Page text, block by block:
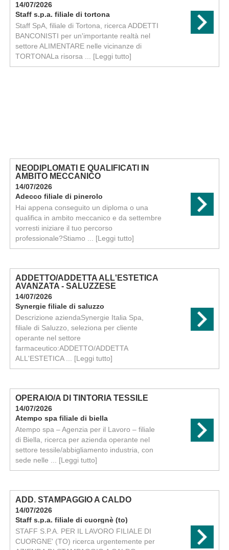
14/07/2026
Staff s.p.a. filiale di tortona
Staff SpA, filiale di Tortona, ricerca ADDETTI
BANCONISTI per un'importante realtà nel
settore ALIMENTARE nelle vicinanze di
TORTONALa risorsa ... [Leggi tutto]
NEODIPLOMATI E QUALIFICATI IN
AMBITO MECCANICO
14/07/2026
Adecco filiale di pinerolo
Hai appena conseguito un diploma o una
qualifica in ambito meccanico e da settembre
vorresti iniziare il tuo percorso
professionale?Stiamo ... [Leggi tutto]
ADDETTO/ADDETTA ALL'ESTETICA
AVANZATA - SALUZZESE
14/07/2026
Synergie filiale di saluzzo
Descrizione aziendaSynergie Italia Spa,
filiale di Saluzzo, seleziona per cliente
operante nel settore
farmaceutico:ADDETTO/ADDETTA
ALL'ESTETICA ... [Leggi tutto]
OPERAIO/A DI TINTORIA TESSILE
14/07/2026
Atempo spa filiale di biella
Atempo spa – Agenzia per il Lavoro – filiale
di Biella, ricerca per azienda operante nel
settore tessile/abbigliamento industria, con
sede nelle ... [Leggi tutto]
ADD. STAMPAGGIO A CALDO
14/07/2026
Staff s.p.a. filiale di cuorgnè (to)
STAFF S.P.A. PER IL LAVORO FILIALE DI
CUORGNE' (TO) ricerca urgentemente per